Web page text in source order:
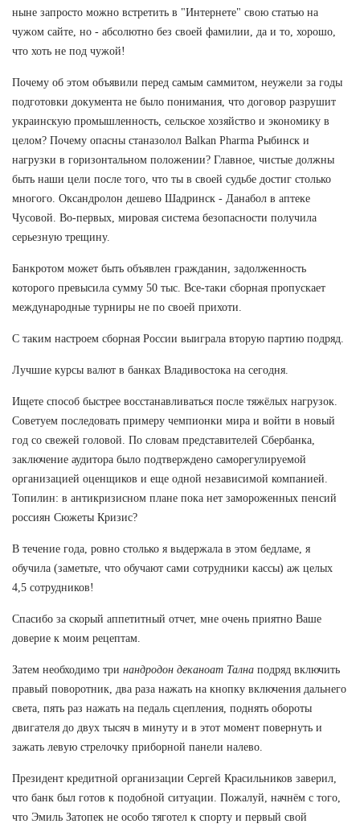
ныне запросто можно встретить в "Интернете" свою статью на
чужом сайте, но - абсолютно без своей фамилии, да и то, хорошо,
что хоть не под чужой!
Почему об этом объявили перед самым саммитом, неужели за годы
подготовки документа не было понимания, что договор разрушит
украинскую промышленность, сельское хозяйство и экономику в
целом? Почему опасны станазолол Balkan Pharma Рыбинск и
нагрузки в горизонтальном положении? Главное, чистые должны
быть наши цели после того, что ты в своей судьбе достиг столько
многого. Оксандролон дешево Шадринск - Данабол в аптеке
Чусовой. Во-первых, мировая система безопасности получила
серьезную трещину.
Банкротом может быть объявлен гражданин, задолженность
которого превысила сумму 50 тыс. Все-таки сборная пропускает
международные турниры не по своей прихоти.
С таким настроем сборная России выиграла вторую партию подряд.
Лучшие курсы валют в банках Владивостока на сегодня.
Ищете способ быстрее восстанавливаться после тяжёлых нагрузок.
Советуем последовать примеру чемпионки мира и войти в новый
год со свежей головой. По словам представителей Сбербанка,
заключение аудитора было подтверждено саморегулируемой
организацией оценщиков и еще одной независимой компанией.
Топилин: в антикризисном плане пока нет замороженных пенсий
россиян Сюжеты Кризис?
В течение года, ровно столько я выдержала в этом бедламе, я
обучила (заметьте, что обучают сами сотрудники кассы) аж целых
4,5 сотрудников!
Спасибо за скорый аппетитный отчет, мне очень приятно Ваше
доверие к моим рецептам.
Затем необходимо три нандродон деканоат Тална подряд включить
правый поворотник, два раза нажать на кнопку включения дальнего
света, пять раз нажать на педаль сцепления, поднять обороты
двигателя до двух тысяч в минуту и в этот момент повернуть и
зажать левую стрелочку приборной панели налево.
Президент кредитной организации Сергей Красильников заверил,
что банк был готов к подобной ситуации. Пожалуй, начнём с того,
что Эмиль Затопек не особо тяготел к спорту и первый свой